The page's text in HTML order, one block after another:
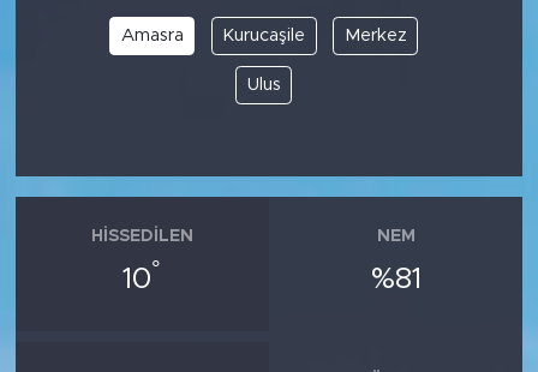
Amasra Kurucaşile Merkez
Ulus
HISSEDILEN
10°
NEM
%81